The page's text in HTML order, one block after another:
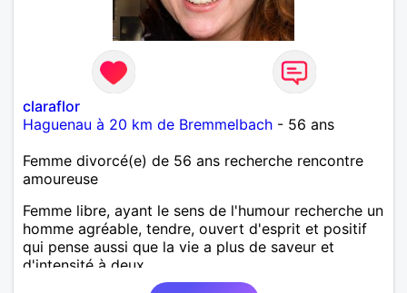
claraflor
Haguenau à 20 km de Bremmelbach - 56 ans
Femme divorcé(e) de 56 ans recherche rencontre
amoureuse
Femme libre, ayant le sens de l'humour recherche un
homme agréable, tendre, ouvert d'esprit et positif
qui pense aussi que la vie a plus de saveur et
d'intensité à deux.